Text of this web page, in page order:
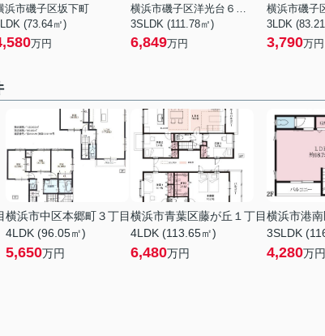
浜市磯子区坂下町
(73.64㎡)
万円
横浜市磯子区洋光台６丁目
3SLDK (111.78㎡)
6,849万円
横浜市磯子
3LDK
3,790万円
横浜市中区本郷町３丁目
4LDK (96.05㎡)
5,650万円
横浜市青葉区藤が丘１丁目
4LDK (113.65㎡)
6,480万円
横浜市港
3SLDK
4,280万円